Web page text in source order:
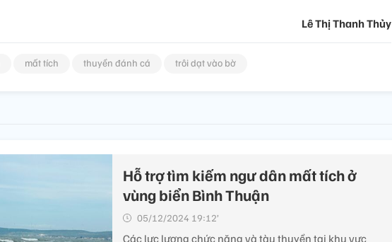
Lê Thị Thanh Thủy
mất tích thuyền đánh cá trôi dạt vào bờ
Hỗ trợ tìm kiếm ngư dân mất tích ở
vùng biển Bình Thuận
05/12/2024 19:12’
Các lực lượng chức năng và tàu thuyền tại khu vực